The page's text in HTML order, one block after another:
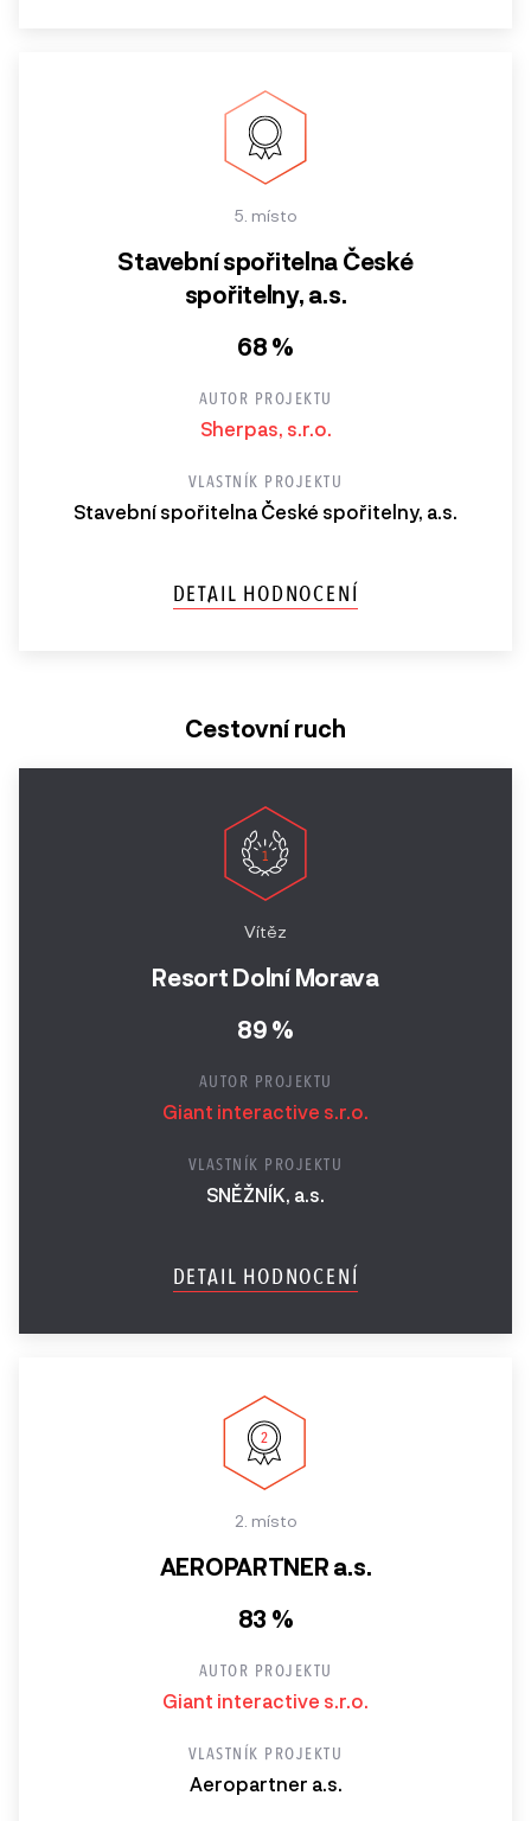
5. místo
Stavební spořitelna České
spořitelny, a.s.
68 %
AUTOR PROJEKTU
Sherpas, s.r.o.
VLASTNÍK PROJEKTU
Stavební spořitelna České spořitelny, a.s.
DETAIL HODNOCENÍ
Cestovní ruch
Vítěz
Resort Dolní Morava
89 %
AUTOR PROJEKTU
Giant interactive s.r.o.
VLASTNÍK PROJEKTU
SNĚŽNÍK, a.s.
DETAIL HODNOCENÍ
2. místo
AEROPARTNER a.s.
83 %
AUTOR PROJEKTU
Giant interactive s.r.o.
VLASTNÍK PROJEKTU
Aeropartner a.s.